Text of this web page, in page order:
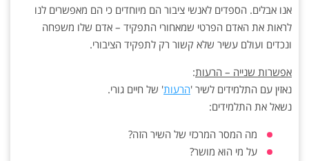
אנו אבלים. הספדים לאנשי ציבור הם מיוחדים כי הם מאפשרים לנו
לראות את האדם הפרטי שמאחורי התפקיד – אדם שלו משפחה
ונכדים ועולם עשיר שלא קשור רק לתפקיד הציבורי.
אפשרות שנייה – הרעות:
נאזין עם התלמידים לשיר 'הרעות' של חיים גורי.
נשאל את התלמידים:
מה המסר המרכזי של השיר הזה?
על מי הוא מושר?